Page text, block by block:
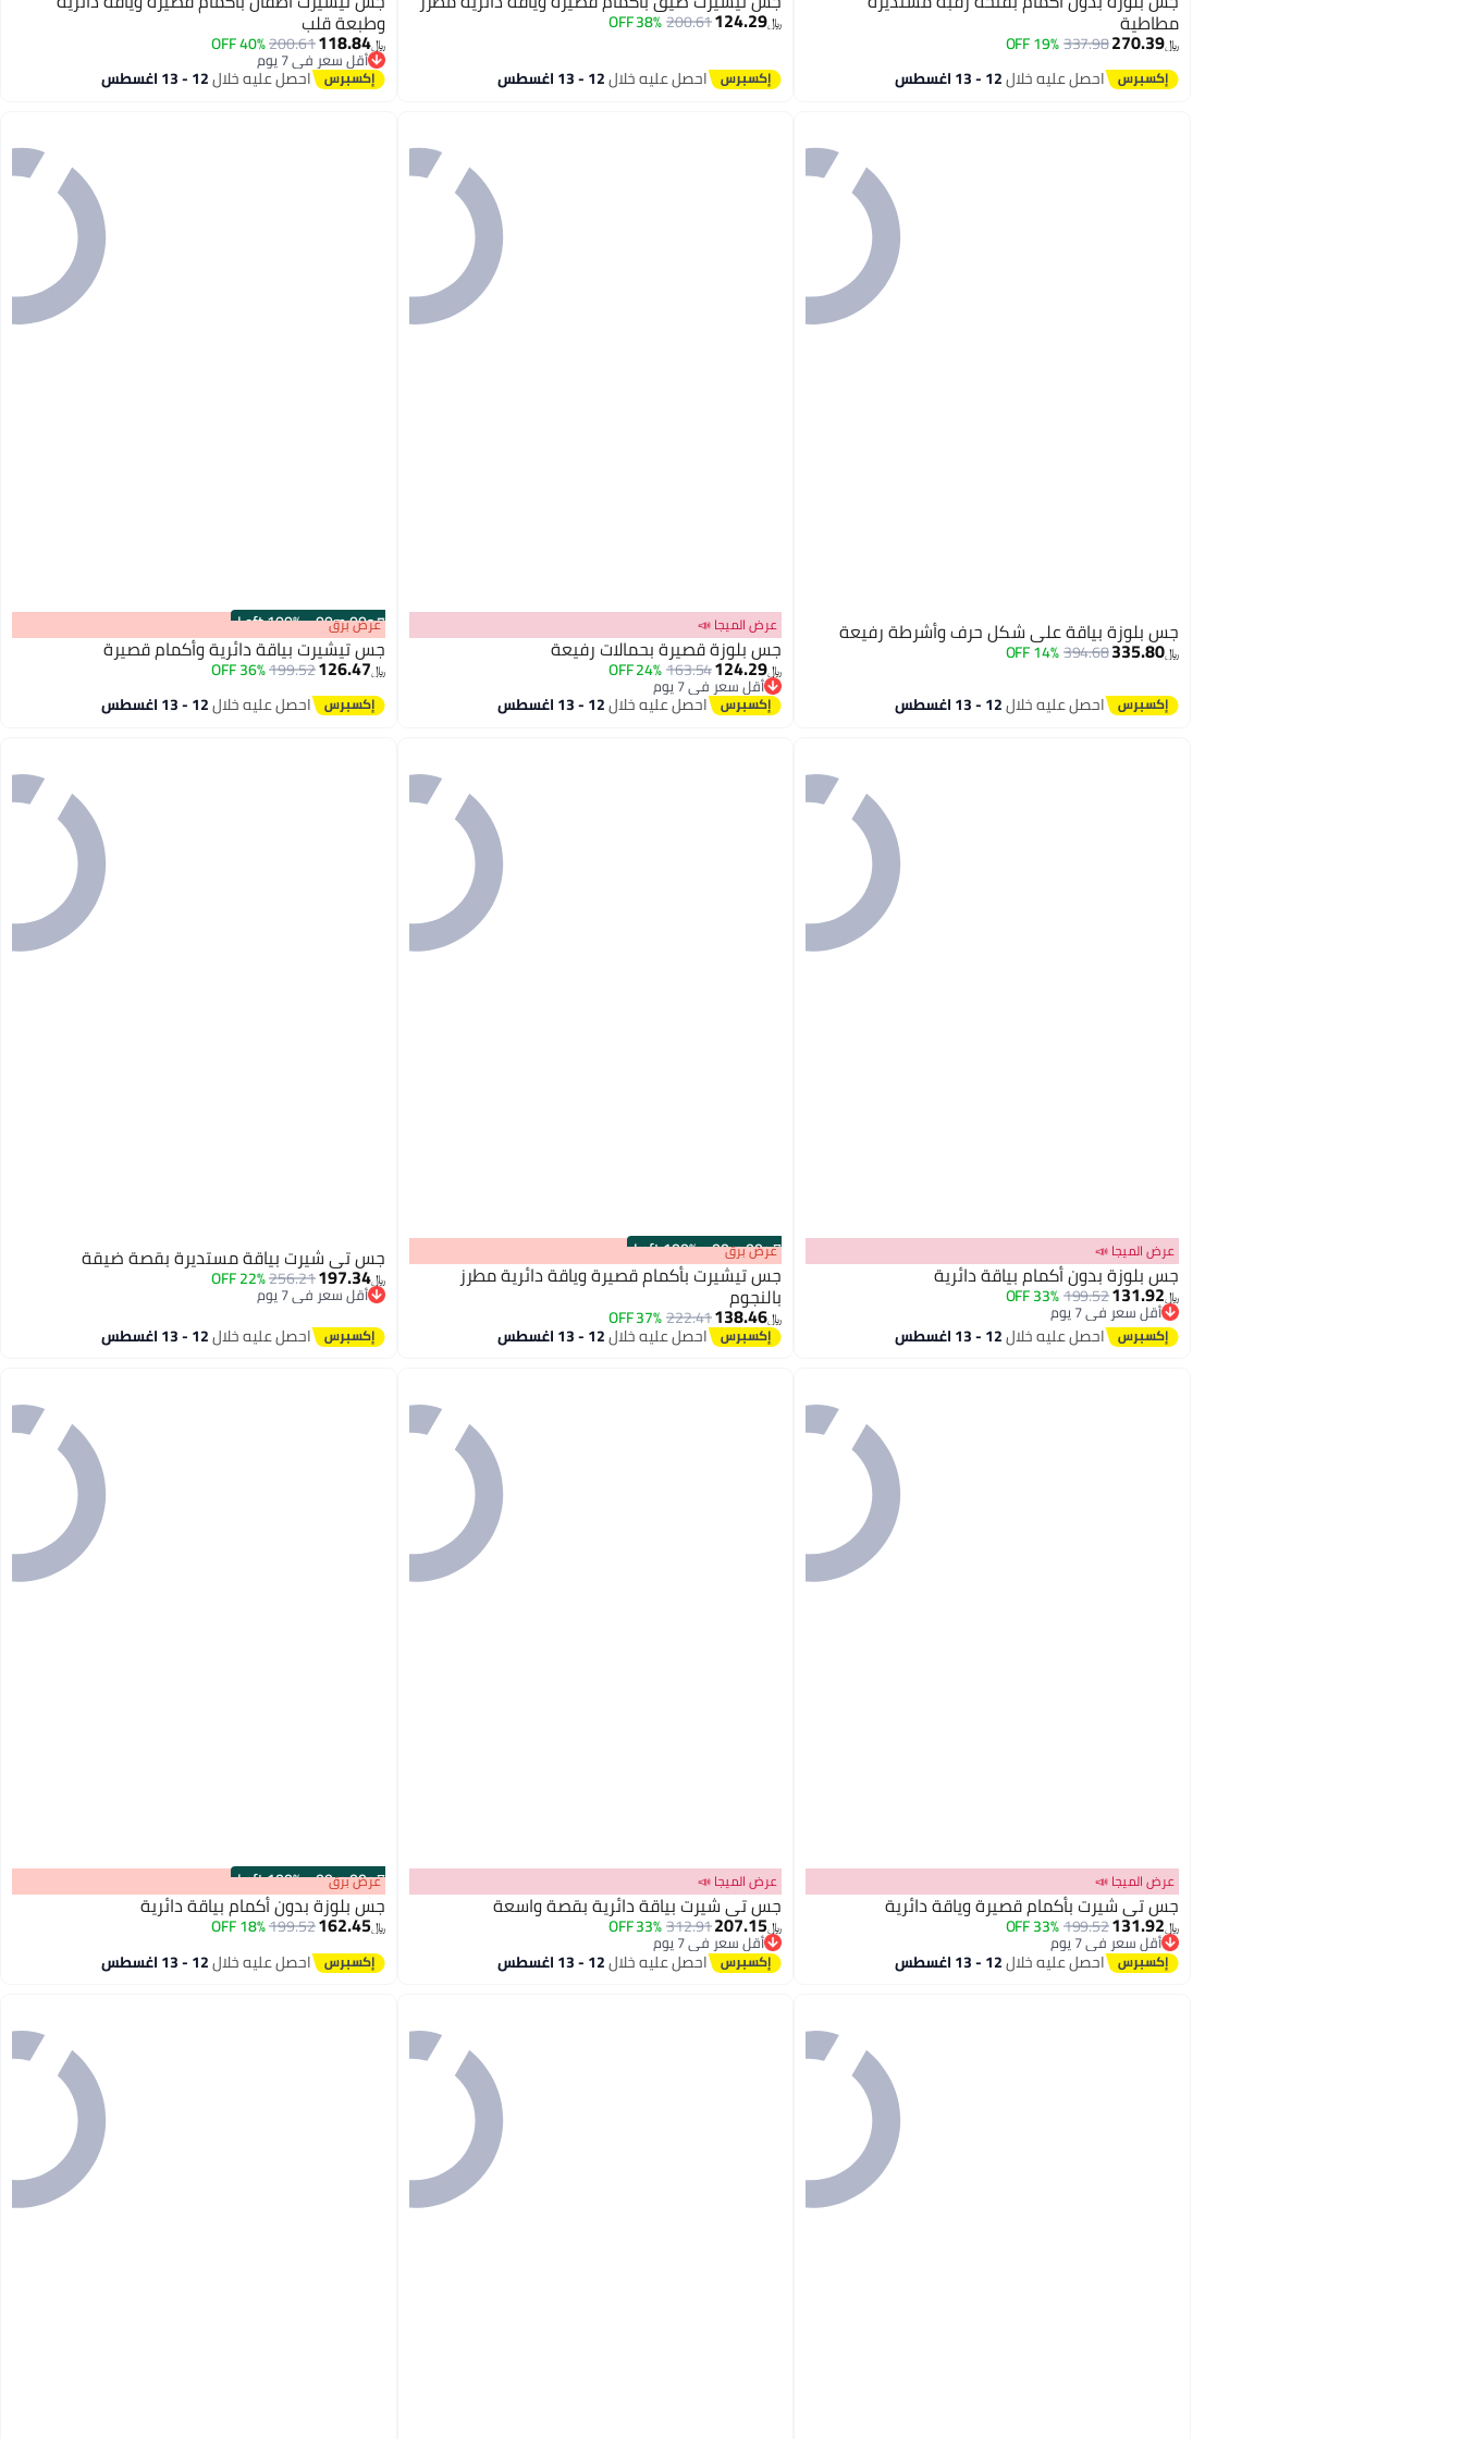
مطاطية
﷼‏270.39
337.98
19% OFF
احصل عليه خلال12 - 13 اغسطس
﷼‏124.29
200.61
38% OFF
احصل عليه خلال12 - 13 اغسطس
وطبعة قلب
﷼‏118.84
200.61
40% OFF
أقل سعر في 7 يوم
أقل سعر في 7 يوماحصل عليه خلال12 - 13 اغسطس
جس بلوزة بياقة على شكل حرف وأشرطة رفيعة
﷼‏335.80
394.68
14% OFF
احصل عليه خلال12 - 13 اغسطس
عرض الميجا 📣
جس بلوزة قصيرة بحمالات رفيعة
﷼‏124.29
163.54
24% OFF
أقل سعر في 7 يوم
أقل سعر في 7 يوماحصل عليه خلال12 - 13 اغسطس
00m:00s
·
100% Left عرض برق
جس تيشيرت بياقة دائرية وأكمام قصيرة
﷼‏126.47
199.52
36% OFF
احصل عليه خلال12 - 13 اغسطس
عرض الميجا 📣
جس بلوزة بدون أكمام بياقة دائرية
﷼‏131.92
199.52
33% OFF
أقل سعر في 7 يوم
أقل سعر في 7 يوماحصل عليه خلال12 - 13 اغسطس
00m:00s
·
100% Left عرض برق
جس تيشيرت بأكمام قصيرة وياقة دائرية مطرز
بالنجوم
﷼‏138.46
222.41
37% OFF
احصل عليه خلال12 - 13 اغسطس
جس تي شيرت بياقة مستديرة بقصة ضيقة
﷼‏197.34
256.21
22% OFF
أقل سعر في 7 يوم
أقل سعر في 7 يوم
احصل عليه خلال12 - 13 اغسطس
عرض الميجا 📣
جس تي شيرت بأكمام قصيرة وياقة دائرية
﷼‏131.92
199.52
33% OFF
أقل سعر في 7 يوم
أقل سعر في 7 يوماحصل عليه خلال12 - 13 اغسطس
عرض الميجا 📣
جس تي شيرت بياقة دائرية بقصة واسعة
﷼‏207.15
312.91
33% OFF
أقل سعر في 7 يوم
أقل سعر في 7 يوماحصل عليه خلال12 - 13 اغسطس
00m:00s
·
100% Left عرض برق
جس بلوزة بدون أكمام بياقة دائرية
﷼‏162.45
199.52
18% OFF
احصل عليه خلال12 - 13 اغسطس